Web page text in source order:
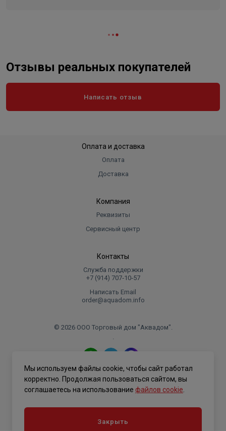
Отзывы реальных покупателей
Написать отзыв
Оплата и доставка
Оплата
Доставка
Компания
Реквизиты
Сервисный центр
Контакты
Служба поддержки
+7 (914) 707‑10‑57
Написать Email
order@aquadom.info
© 2026 ООО Торговый дом "Аквадом".
.
Политика конфиденциальности
Мы используем файлы cookie, чтобы сайт работал
корректно. Продолжая пользоваться сайтом, вы
соглашаетесь на использование файлов cookie
Закрыть